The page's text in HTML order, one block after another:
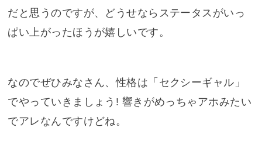
だと思うのですが、どうせならステータスがいっ
ぱい上がったほうが嬉しいです。
なのでぜひみなさん、性格は「セクシーギャル」
でやっていきましょう! 響きがめっちゃアホみたい
でアレなんですけどね。